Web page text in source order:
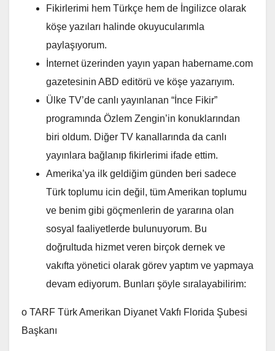
Fikirlerimi hem Türkçe hem de İngilizce olarak
köşe yazıları halinde okuyucularımla
paylaşıyorum.
İnternet üzerinden yayın yapan habername.com
gazetesinin ABD editörü ve köşe yazarıyım.
Ülke TV’de canlı yayınlanan “İnce Fikir”
programında Özlem Zengin’in konuklarından
biri oldum. Diğer TV kanallarında da canlı
yayınlara bağlanıp fikirlerimi ifade ettim.
Amerika’ya ilk geldiğim günden beri sadece
Türk toplumu icin değil, tüm Amerikan toplumu
ve benim gibi göçmenlerin de yararına olan
sosyal faaliyetlerde bulunuyorum. Bu
doğrultuda hizmet veren birçok dernek ve
vakıfta yönetici olarak görev yaptım ve yapmaya
devam ediyorum. Bunları şöyle sıralayabilirim:
o TARF Türk Amerikan Diyanet Vakfı Florida Şubesi
Başkanı